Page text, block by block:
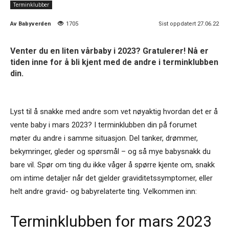
Terminklubber
Av Babyverden 1705 Sist oppdatert 27.06.22
Venter du en liten vårbaby i 2023? Gratulerer! Nå er
tiden inne for å bli kjent med de andre i terminklubben
din.
Lyst til å snakke med andre som vet nøyaktig hvordan det er å
vente baby i mars 2023? I terminklubben din på forumet
møter du andre i samme situasjon. Del tanker, drømmer,
bekymringer, gleder og spørsmål – og så mye babysnakk du
bare vil. Spør om ting du ikke våger å spørre kjente om, snakk
om intime detaljer når det gjelder graviditetssymptomer, eller
helt andre gravid- og babyrelaterte ting. Velkommen inn:
Terminklubben for mars 2023